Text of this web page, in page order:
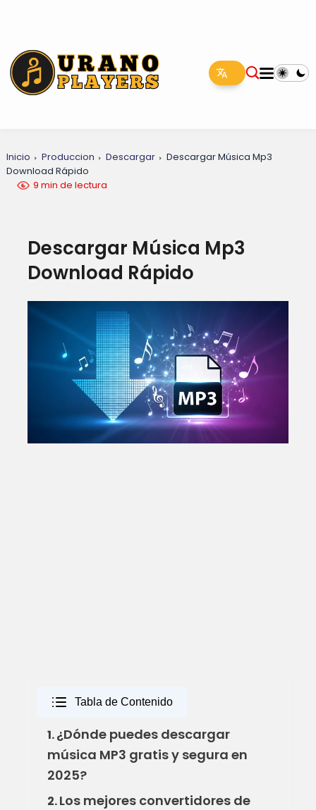
Inicio Produccion Descargar
Descargar Música Mp3
Download Rápido
9 min de lectura
Descargar Música Mp3
Download Rápido
Tabla de Contenido
1.¿Dónde puedes descargar
música MP3 gratis y segura en
2025?
2.Los mejores convertidores de